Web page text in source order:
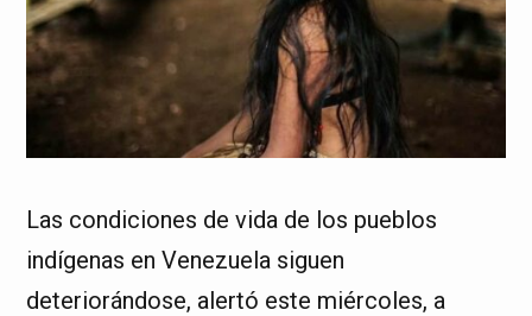
Las condiciones de vida de los pueblos
indígenas en Venezuela siguen
deteriorándose, alertó este miércoles, a